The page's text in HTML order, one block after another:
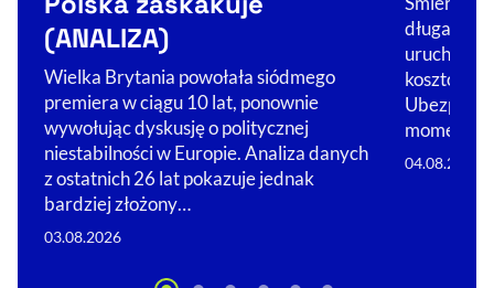
(ANALIZA)
Wielka Brytania powołała siódmego
premiera w ciągu 10 lat, ponownie
wywołując dyskusję o politycznej
niestabilności w Europie. Analiza danych
z ostatnich 26 lat pokazuje jednak
bardziej złożony…
03.08.2026
długa
kosztowy,
04.08.2026